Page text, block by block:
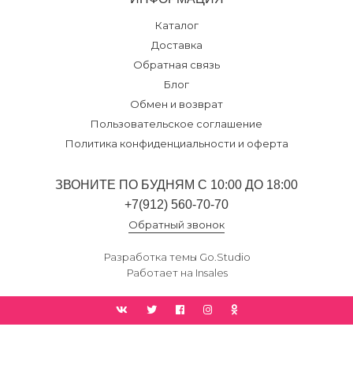
Каталог
Доставка
Обратная связь
Блог
Обмен и возврат
Пользовательское соглашение
Политика конфиденциальности и оферта
ЗВОНИТЕ ПО БУДНЯМ С 10:00 ДО 18:00
+7(912) 560-70-70
Обратный звонок
Разработка темы Go.Studio
Работает на Insales